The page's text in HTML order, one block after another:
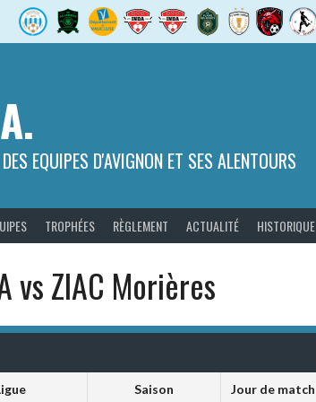
EQUIPES D'AVIGNON ET SES ALENTOURS
TROPHÉES RÈGLEMENT ACTUALITÉ HISTORIQUE
vs ZIAC Morières
Saison Jour de match